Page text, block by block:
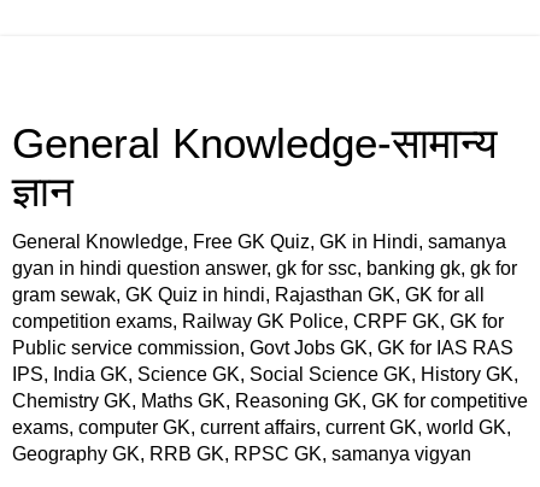
General Knowledge-सामान्य
ज्ञान
General Knowledge, Free GK Quiz, GK in Hindi, samanya
gyan in hindi question answer, gk for ssc, banking gk, gk for
gram sewak, GK Quiz in hindi, Rajasthan GK, GK for all
competition exams, Railway GK Police, CRPF GK, GK for
Public service commission, Govt Jobs GK, GK for IAS RAS
IPS, India GK, Science GK, Social Science GK, History GK,
Chemistry GK, Maths GK, Reasoning GK, GK for competitive
exams, computer GK, current affairs, current GK, world GK,
Geography GK, RRB GK, RPSC GK, samanya vigyan